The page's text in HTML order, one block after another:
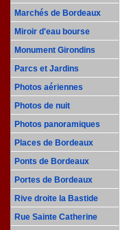
Marchés de Bordeaux
Miroir d'eau bourse
Monument Girondins
Parcs et Jardins
Photos aériennes
Photos de nuit
Photos panoramiques
Places de Bordeaux
Ponts de Bordeaux
Portes de Bordeaux
Rive droite la Bastide
Rue Sainte Catherine